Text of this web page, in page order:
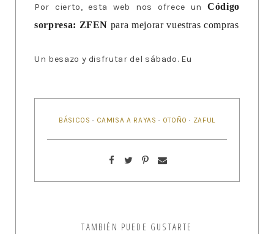
Por cierto, esta web nos ofrece unCódigo
sorpresa: ZFEN para mejorar vuestras compras
Un besazo y disfrutar del sábado. Eu
BÁSICOS · CAMISA A RAYAS · OTOÑO · ZAFUL
TAMBIÉN PUEDE GUSTARTE